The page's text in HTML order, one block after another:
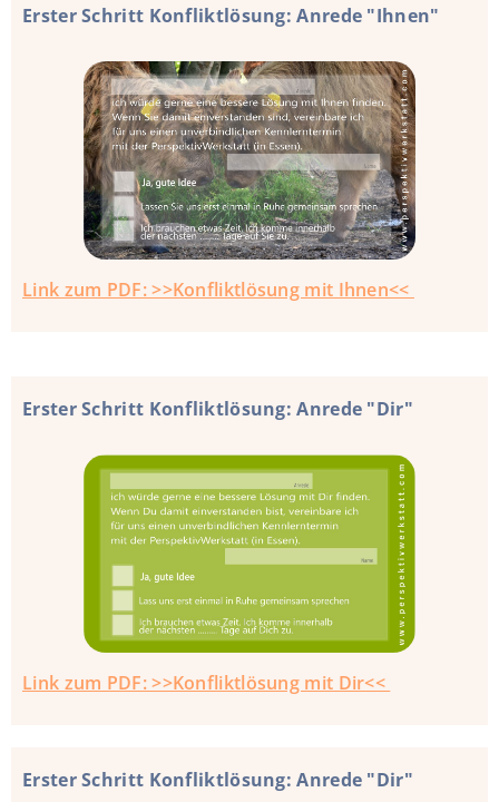
Erster Schritt Konfliktlösung: Anrede "Ihnen"
Link zum PDF: >>Konfliktlösung mit Ihnen<<
Erster Schritt Konfliktlösung: Anrede "Dir"
Link zum PDF: >>Konfliktlösung mit Dir<<
Erster Schritt Konfliktlösung: Anrede "Dir"